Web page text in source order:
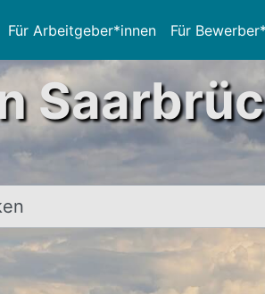
Für Arbeitgeber*innen Für